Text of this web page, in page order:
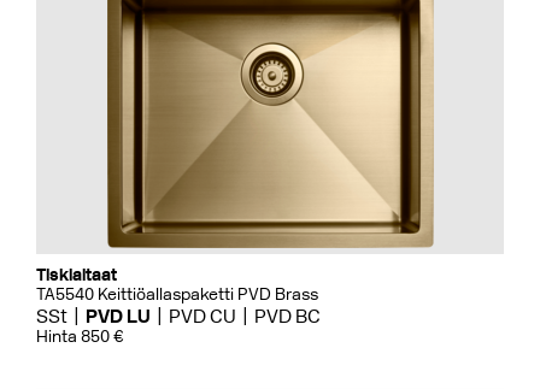
Tiskialtaat
TA5540 Keittiöallaspaketti PVD Brass
SSt PVD LU PVD CU PVD BC
Hinta 850 €